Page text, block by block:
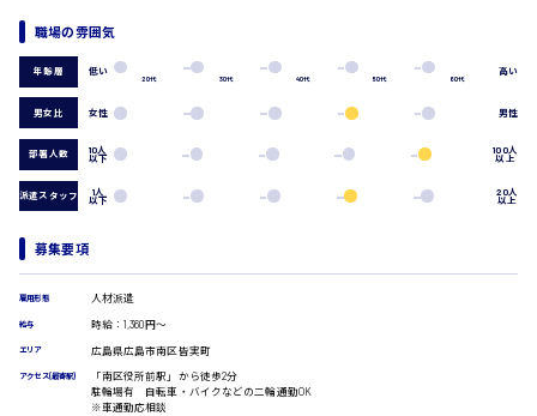
介護職
看護助手
オフィスワーク系
貿易事務
データ入力
一般事務
総務事務
経理事務
営業事務
医療事務
翻訳、通訳
広島市南区
広島市西区
広島市佐伯区
広島市安佐南区
職場の雰囲気
年齢層 低い
20代 30代 40代 50代 60代
高い
男女比 女性 男性
部署人数 10人
以下
100人
以上
派遣スタッフ 1人
以下
20人
以上
募集要項
雇用形態 人材派遣
給与 時給：1,360円～
エリア 広島県広島市南区皆実町
アクセス(最寄駅)
「南区役所前駅」から徒歩2分
駐輪場有 自転車・バイクなどの二輪通勤OK
※車通勤応相談